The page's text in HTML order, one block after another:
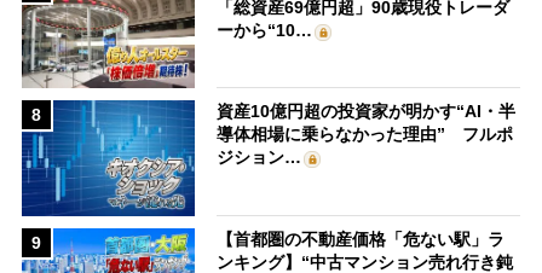
「総資産69億円超」90歳現役トレーダ
ーから“10…
8
資産10億円超の投資家が明かす“AI・半
導体相場に乗らなかった理由” フルポ
ジション…
9
【首都圏の不動産価格「危ない駅」ラ
ンキング】“中古マンション売れ行き鈍